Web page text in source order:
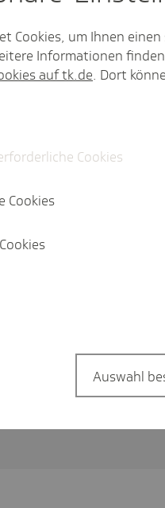
News­letter
Cookies, um Ihnen
Informationen
auf tk.de. Dort
Cookies
Cookies
Auswahl